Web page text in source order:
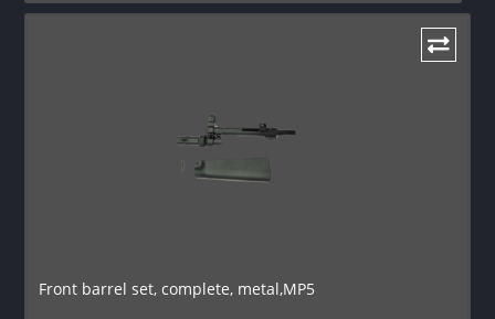
Front barrel set, complete, metal,MP5